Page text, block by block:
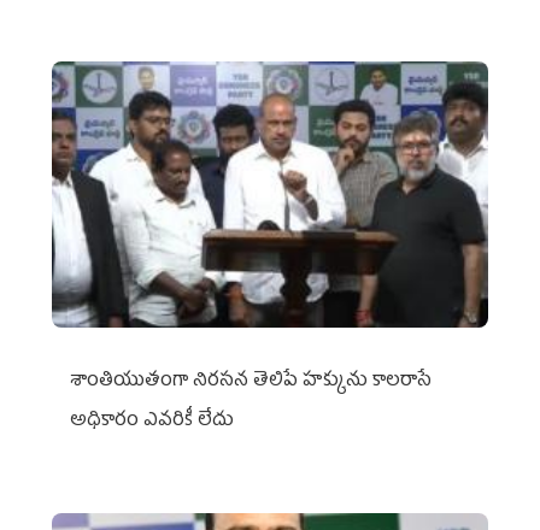
శాంతియుతంగా నిరసన తెలిపే హక్కును కాలరాసే
అధికారం ఎవరికీ లేదు